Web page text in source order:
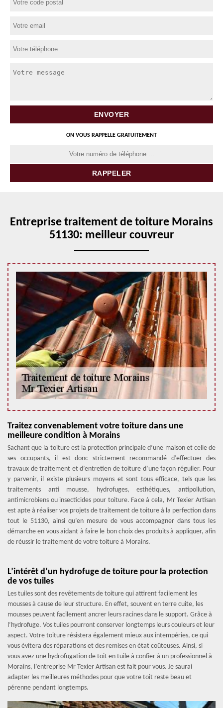
ON VOUS RAPPELLE GRATUITEMENT
Entreprise traitement de toiture Morains
51130: meilleur couvreur
Traitez convenablement votre toiture dans une
meilleure condition à Morains
Sachant que la toiture est la protection principale d’une maison et celle de
ses occupants, il est donc strictement recommandé d’effectuer des
travaux de traitement et d’entretien de toiture d’une façon régulier. Pour
y parvenir, il existe plusieurs moyens et sont tous efficace, tels que les
traitements anti mousse, hydrofuges, esthétiques, antipollution,
antimicrobiens ou insecticides pour toiture. Face à cela, Mr Texier Artisan
est apte à réaliser vos projets de traitement de toiture à la perfection dans
tout le 51130, ainsi qu’en mesure de vous accompagner dans tous les
démarche en vous aidant à faire le bon choix des produits à appliquer, afin
de réussir le traitement de votre toiture à Morains.
L’intérêt d’un hydrofuge de toiture pour la protection
de vos tuiles
Les tuiles sont des revêtements de toiture qui attirent facilement les
mousses à cause de leur structure. En effet, souvent en terre cuite, les
mousses peuvent facilement ancrer leurs racines dans le support. Grâce à
l’hydrofuge. Vos tuiles pourront conserver longtemps leurs couleurs et leur
aspect. Votre toiture résistera également mieux aux intempéries, ce qui
vous évitera des réparations et des remises en état coûteuses. Ainsi, si
vous avez une hydrofugation de toit en tuile à confier à un professionnel à
Morains, l’entreprise Mr Texier Artisan est fait pour vous. Je saurai
adapter les meilleures méthodes pour que votre toit reste beau et
pérenne pendant longtemps.